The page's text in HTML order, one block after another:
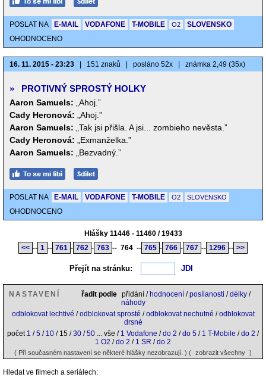
POSLAT NA E-MAIL VODAFONE T-MOBILE O2
SLOVENSKO
OHODNOCENO
16. 11. 2015 - 23:23 151 znaků posláno 52x známka 2,49 (35x)
» PROTIVNÝ SPROSTÝ HOLKY
Aaron Samuels:
„Ahoj.”
Cady Heronová:
„Ahoj.”
Aaron Samuels:
„Tak jsi přišla. A jsi... zombieho nevěsta.”
Cady Heronová:
„Exmanželka.”
Aaron Samuels:
„Bezvadný.”
POSLAT NA E-MAIL VODAFONE T-MOBILE O2 SLOVENSKO
OHODNOCENO
Hlášky 11446 - 11460 / 19433
<< -- 1 -- 761 - 762 - 763 -- 764 -- 765 - 766 - 767 -- 1296 -- >>
Přejít na stránku:
NASTAVENÍ řadit podle přidání / hodnocení /posílanosti /délky /
náhody
odblokovat lechtivé /odblokovat sprosté /odblokovat nechutné /odblokovat
drsné
počet 1 /5 / 10 / 15 /30 /50 ... vše / 1 Vodafone /do 2 /do 5 / 1 T-Mobile /do 2 /
1 O2 /do 2 / 1 SR /do 2
( Při současném nastavení se některé hlášky nezobrazují. ) ( zobrazit všechny )
Hledat ve filmech a seriálech: